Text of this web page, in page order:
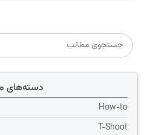
دسته‌های
How-to
T-Shoot